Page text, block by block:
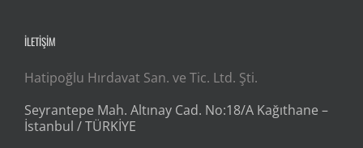
İLETİŞİM
Hatipoğlu Hırdavat San. ve Tic. Ltd. Şti.
Seyrantepe Mah. Altınay Cad. No:18/A Kağıthane –
İstanbul / TÜRKİYE